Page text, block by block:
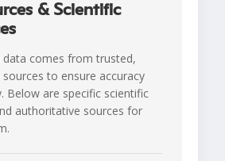
& Scientific
data comes from trusted,
to ensure accuracy
Below are specific scientific
authoritative sources for